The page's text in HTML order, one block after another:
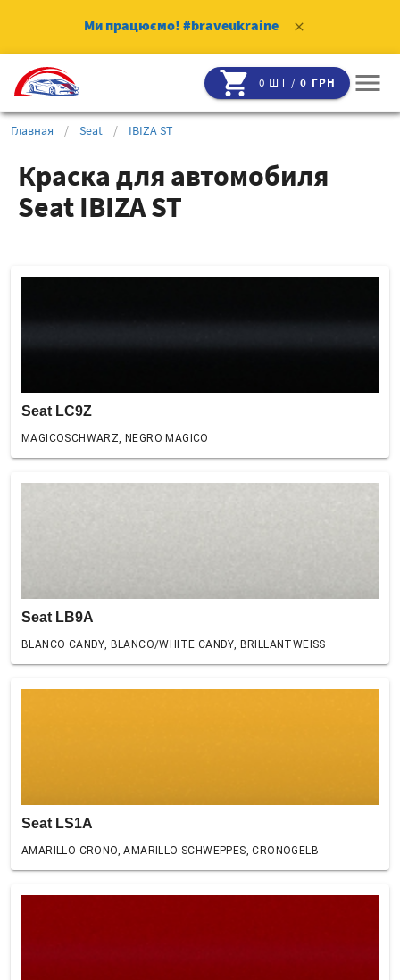
Ми працюємо! #braveukraine clear
shopping_cart 0 ШТ /0 ГРН menu
Главная / Seat / IBIZA ST
Краска для автомобиля
Seat IBIZA ST
Seat LC9Z
MAGICOSCHWARZ, NEGRO MAGICO
Seat LB9A
BLANCO CANDY, BLANCO/WHITE CANDY, BRILLANTWEISS
Seat LS1A
AMARILLO CRONO, AMARILLO SCHWEPPES, CRONOGELB